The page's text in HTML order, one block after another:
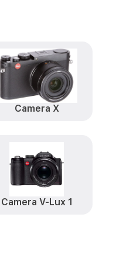
Camera X
Camera V-Lux 1